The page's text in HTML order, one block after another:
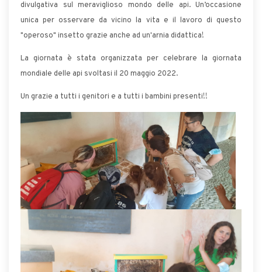
divulgativa sul meraviglioso mondo delle api. Un’occasione
unica per osservare da vicino la vita e il lavoro di questo
"operoso" insetto grazie anche ad un'arnia didattica!
La giornata è stata organizzata per celebrare la giornata
mondiale delle api svoltasi il 20 maggio 2022.
Un grazie a tutti i genitori e a tutti i bambini presenti!!